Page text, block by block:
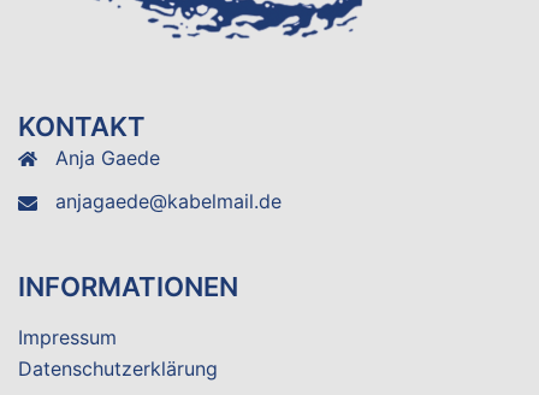
KONTAKT
Anja Gaede
anjagaede@kabelmail.de
INFORMATIONEN
Impressum
Datenschutzerklärung